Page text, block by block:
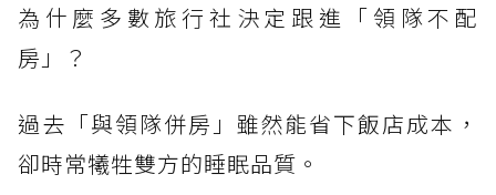
為什麼多數旅行社決定跟進「領隊不配
房」？
過去「與領隊併房」雖然能省下飯店成本，
卻時常犧牲雙方的睡眠品質。